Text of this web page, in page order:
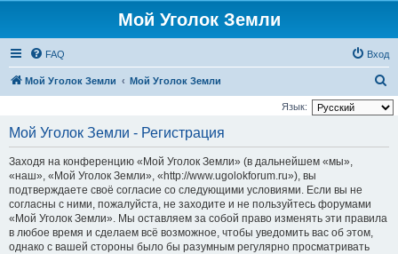
Мой Уголок Земли
FAQ Вход
Мой Уголок Земли Мой Уголок Земли
о
Язык:
Мой Уголок Земли - Регистрация
Заходя на конференцию «Мой Уголок Земли» (в дальнейшем «мы»,
«наш», «Мой Уголок Земли», «http://www.ugolokforum.ru»), вы
подтверждаете своё согласие со следующими условиями. Если вы не
согласны с ними, пожалуйста, не заходите и не пользуйтесь форумами
«Мой Уголок Земли». Мы оставляем за собой право изменять эти правила
в любое время и сделаем всё возможное, чтобы уведомить вас об этом,
однако с вашей стороны было бы разумным регулярно просматривать